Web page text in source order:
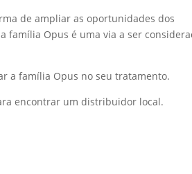
de ampliar as oportunidades dos
família Opus é uma via a ser
a família Opus no seu tratamento.
encontrar um distribuidor local.